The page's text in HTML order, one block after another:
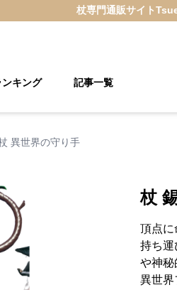
杖専門通販サイト
ンキング 記事一覧
異世界の守り手
杖
頂点に
持ち運
や神秘
異世界